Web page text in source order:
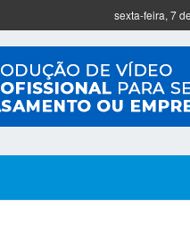
sexta-feira, 7